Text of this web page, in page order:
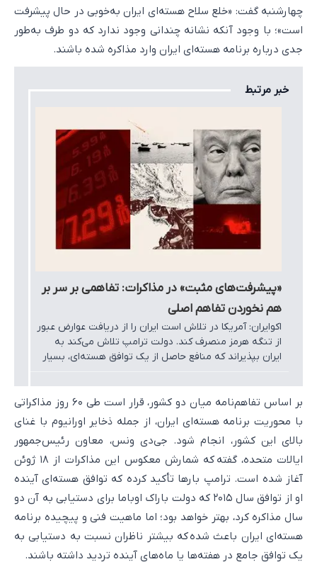
چهارشنبه گفت: «خلع سلاح هسته‌ای ایران به‌خوبی در حال پیشرفت
است»؛ با وجود آنکه نشانه چندانی وجود ندارد که دو طرف به‌طور
جدی درباره برنامه هسته‌ای ایران وارد مذاکره شده باشند.
خبر مرتبط
«پیشرفت‌های مثبت» در مذاکرات: تفاهمی بر سر بر
هم نخوردن تفاهم اصلی
اکوایران: آمریکا در تلاش است ایران را از دریافت عوارض عبور
از تنگه هرمز منصرف کند. دولت ترامپ تلاش می‌کند به
ایران بپذیراند که منافع حاصل از یک توافق هسته‌ای، بسیار
عوارض عبور کشتی‌ها از این تنگه به دست آورد.
بر اساس تفاهم‌نامه میان دو کشور، قرار است طی ۶۰ روز مذاکراتی
با محوریت برنامه هسته‌ای ایران، از جمله ذخایر اورانیوم با غنای
بالای این کشور، انجام شود. جی‌دی ونس، معاون رئیس‌جمهور
ایالات متحده، گفته که شمارش معکوس این مذاکرات از ۱۸ ژوئن
آغاز شده است. ترامپ بارها تأکید کرده که توافق هسته‌ای آینده
او از توافق سال ۲۰۱۵ که دولت باراک اوباما برای دستیابی به آن دو
سال مذاکره کرد، بهتر خواهد بود؛ اما ماهیت فنی و پیچیده برنامه
هسته‌ای ایران باعث شده که بیشتر ناظران نسبت به دستیابی به
یک توافق جامع در هفته‌ها یا ماه‌های آینده تردید داشته باشند.